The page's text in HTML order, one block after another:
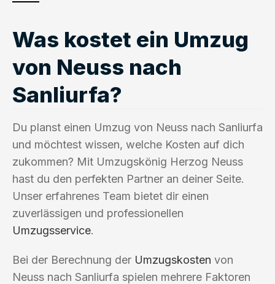
Was kostet ein Umzug
von Neuss nach
Sanliurfa?
Du planst einen Umzug von Neuss nach Sanliurfa
und möchtest wissen, welche Kosten auf dich
zukommen? Mit Umzugskönig Herzog Neuss
hast du den perfekten Partner an deiner Seite.
Unser erfahrenes Team bietet dir einen
zuverlässigen und professionellen
Umzugsservice.
Bei der Berechnung der Umzugskosten von
Neuss nach Sanliurfa spielen mehrere Faktoren